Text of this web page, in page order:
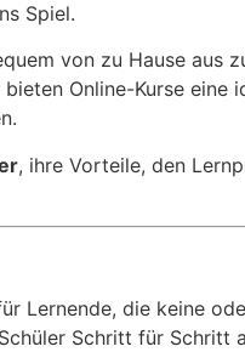
Spiel.
von zu Hause
Online-Kurse eine
, ihre Vorteile, den
Lernende, die keine
Schritt für Schritt